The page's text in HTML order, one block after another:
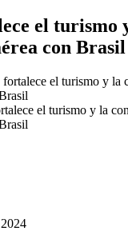
el turismo
con Brasil
el turismo y la